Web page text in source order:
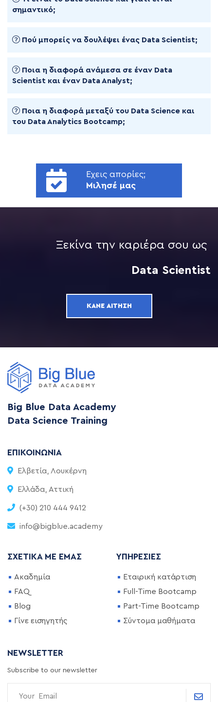
σημαντικό;
Πού μπορείς να δουλέψει ένας Data Scientist;
Ποια η διαφορά ανάμεσα σε έναν Data
Scientist και έναν Data Analyst;
Ποια η διαφορά μεταξύ του Data Science και
του Data Analytics Bootcamp;
Εχεις απορίες;
Μιλησέ μας
Ξεκίνα την καριέρα σου ως
Data Scientist
ΚΆΝΕ ΑΊΤΗΣΗ
Big Blue Data Academy
Data Science Training
ΕΠΙΚΟΙΝΩΝΊΑ
Ελβετία, Λουκέρνη
Ελλάδα, Αττική
(+30) 210 444 9412
info@bigblue.academy
ΣΧΕΤΙΚΆ ΜΕ ΕΜΆΣ
Ακαδημία
FAQ
Blog
Γίνε εισηγητής
ΥΠΗΡΕΣΊΕΣ
Εταιρική κατάρτιση
Full-Time Bootcamp
Part-Time Bootcamp
Σύντομα μαθήματα
NEWSLETTER
Subscribe to our newsletter